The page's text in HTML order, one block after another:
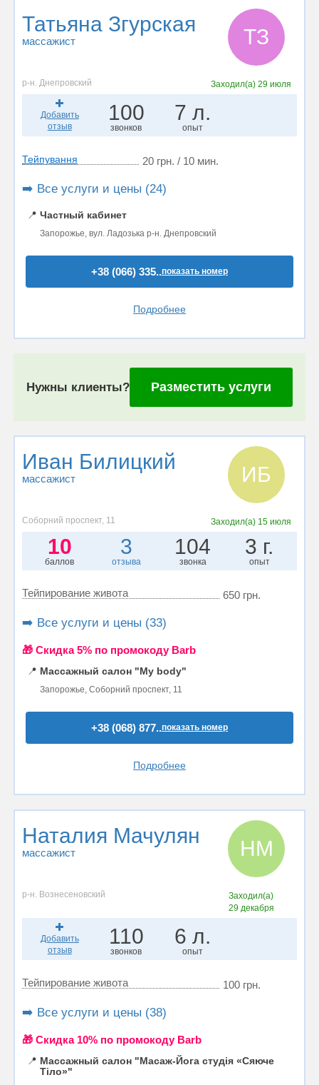
Татьяна Згурская
массажист ТЗ
р-н. Днепровский Заходил(а)29 июля
Добавить
отзыв
100
звонков
7 л.
опыт
Тейпування 20 грн. / 10 мин.
➡️ Все услуги и цены (24)
📍 Частный кабинет
Запорожье, вул. Ладозька р-н. Днепровский
+38 (066) 335..показать номер
Подробнее
Нужны клиенты? Разместить услуги
Иван Билицкий
массажист ИБ
Соборний проспект, 11 Заходил(а) 15 июля
10
баллов
3
отзыва
104
звонка
3 г.
опыт
Тейпирование живота 650 грн.
➡️ Все услуги и цены (33)
🎁 Cкидка 5% по промокоду Barb
📍 Массажный салон "My body"
Запорожье, Соборний проспект, 11
+38 (068) 877..показать номер
Подробнее
Наталия Мачулян
массажист НМ
р-н. Вознесеновский
Заходил(а)
29 декабря
Добавить
отзыв
110
звонков
6 л.
опыт
Тейпирование живота 100 грн.
➡️ Все услуги и цены (38)
🎁 Cкидка 10% по промокоду Barb
📍 Массажный салон "Масаж-Йога студія «Сяюче
Тіло»"